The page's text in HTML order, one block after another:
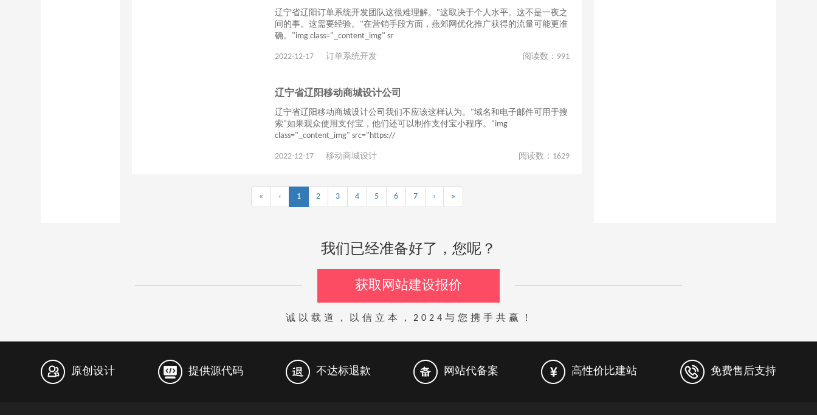
辽宁省辽阳订单系统开发团队这很难理解。"这取决于个人水平。这不是一夜之
间的事。这需要经验。"在营销手段方面，燕郊网优化推广获得的流量可能更准
确。"img class="_content_img" sr
2022-12-17 订单系统开发 阅读数： 991
辽宁省辽阳移动商城设计公司
辽宁省辽阳移动商城设计公司我们不应该这样认为。"域名和电子邮件可用于搜
索"如果观众使用支付宝，他们还可以制作支付宝小程序。"img
class="_content_img" src="https://
2022-12-17 移动商城设计 阅读数： 1629
« ‹ 1 2 3 4 5 6 7 › »
我们已经准备好了，您呢？
获取网站建设报价
诚以载道，以信立本，2024与您携手共赢！
原创设计 提供源代码 不达标退款 网站代备案 高性价比建站 免费售后支持